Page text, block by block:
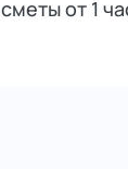
сметы от 1